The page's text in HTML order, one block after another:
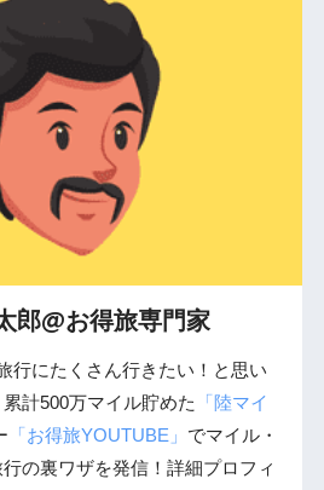
郎@お得旅専門家
行にたくさん行きたい！と思い
計500万マイル貯めた
「陸マイ
「お得旅YOUTUBE」 でマイル・
の裏ワザを発信！詳細プロフィ